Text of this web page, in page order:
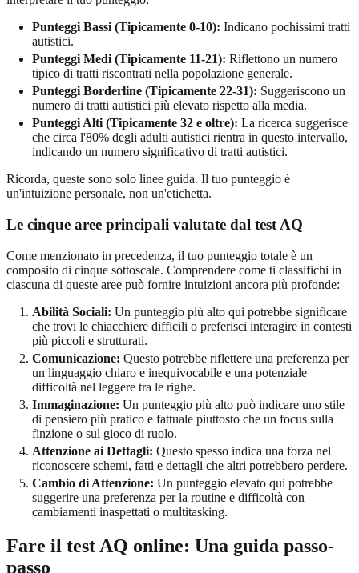
Punteggi Bassi (Tipicamente 0-10): Indicano pochissimi tratti
autistici.
Punteggi Medi (Tipicamente 11-21): Riflettono un numero
tipico di tratti riscontrati nella popolazione generale.
Punteggi Borderline (Tipicamente 22-31): Suggeriscono un
numero di tratti autistici più elevato rispetto alla media.
Punteggi Alti (Tipicamente 32 e oltre): La ricerca suggerisce
che circa l'80% degli adulti autistici rientra in questo intervallo,
indicando un numero significativo di tratti autistici.
Ricorda, queste sono solo linee guida. Il tuo punteggio è
un'intuizione personale, non un'etichetta.
Le cinque aree principali valutate dal test AQ
Come menzionato in precedenza, il tuo punteggio totale è un
composito di cinque sottoscale. Comprendere come ti classifichi in
ciascuna di queste aree può fornire intuizioni ancora più profonde:
Abilità Sociali: Un punteggio più alto qui potrebbe significare
che trovi le chiacchiere difficili o preferisci interagire in contesti
più piccoli e strutturati.
Comunicazione: Questo potrebbe riflettere una preferenza per
un linguaggio chiaro e inequivocabile e una potenziale
difficoltà nel leggere tra le righe.
Immaginazione: Un punteggio più alto può indicare uno stile
di pensiero più pratico e fattuale piuttosto che un focus sulla
finzione o sul gioco di ruolo.
Attenzione ai Dettagli: Questo spesso indica una forza nel
riconoscere schemi, fatti e dettagli che altri potrebbero perdere.
Cambio di Attenzione: Un punteggio elevato qui potrebbe
suggerire una preferenza per la routine e difficoltà con
cambiamenti inaspettati o multitasking.
Fare il test AQ online: Una guida passo-
passo